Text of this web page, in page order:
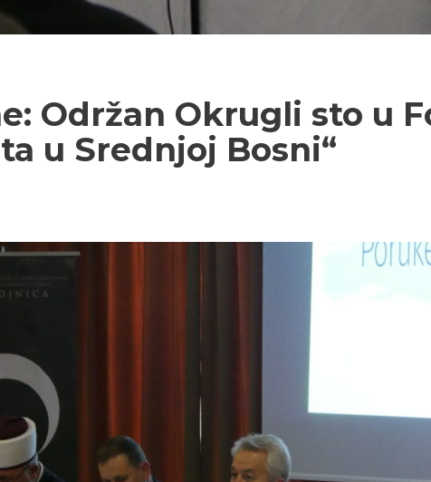
Održan Okrugli sto u
u Srednjoj Bosni“